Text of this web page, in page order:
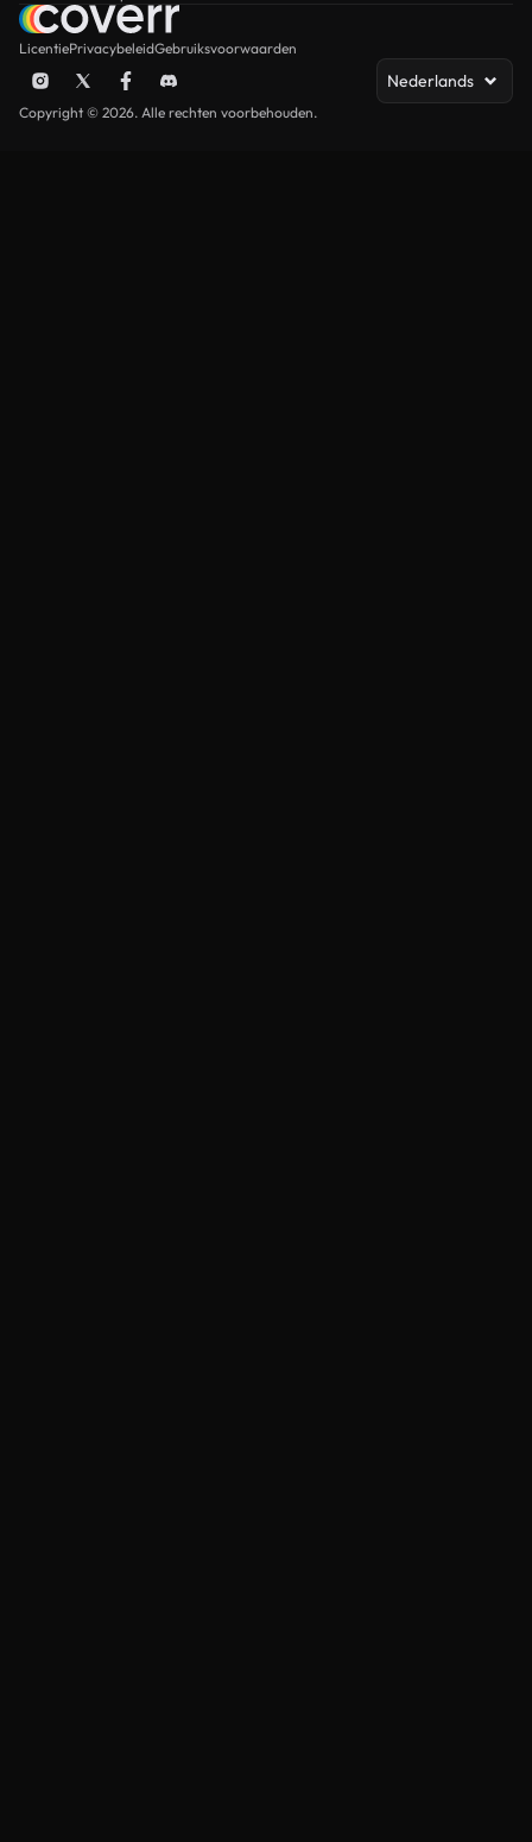
LicentiePrivacybeleidGebruiksvoorwaarden
Nederlands
Copyright © 2026. Alle rechten voorbehouden.